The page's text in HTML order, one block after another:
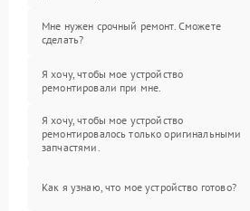
Мне нужен срочный ремонт. Сможете
сделать?
Я хочу, чтобы мое устройство
ремонтировали при мне.
Я хочу, чтобы мое устройство
ремонтировалось только оригинальными
запчастями.
Как я узнаю, что мое устройство готово?